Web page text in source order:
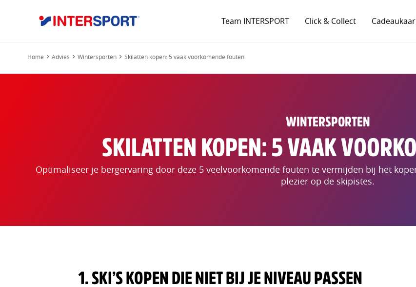
Team INTERSPORT Click & Collect
Home Advies Wintersporten Skilatten kopen: 5 vaak voorkomende fouten
WINTERSPORTEN
SKILATTEN KOPEN: 5 VAAK
Optimaliseer je bergervaring door deze 5 veelvoorkomende fouten te vermijden bij het
plezier op de skipistes.
1. SKI’S KOPEN DIE NIET BIJ JE NIVEAU PASSEN